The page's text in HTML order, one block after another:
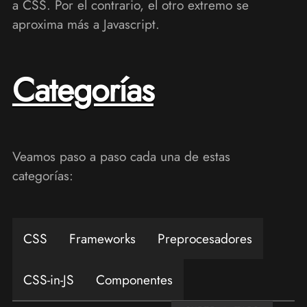
a CSS. Por el contrario, el otro extremo se
aproxima más a Javascript.
Categorías
Veamos paso a paso cada una de estas
categorías:
CSS Frameworks Preprocesadores
CSS-in-JS Componentes